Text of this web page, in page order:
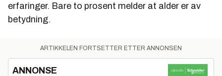
erfaringer. Bare to prosent melder at alder er av
betydning.
ARTIKKELEN FORTSETTER ETTER ANNONSEN
ANNONSE